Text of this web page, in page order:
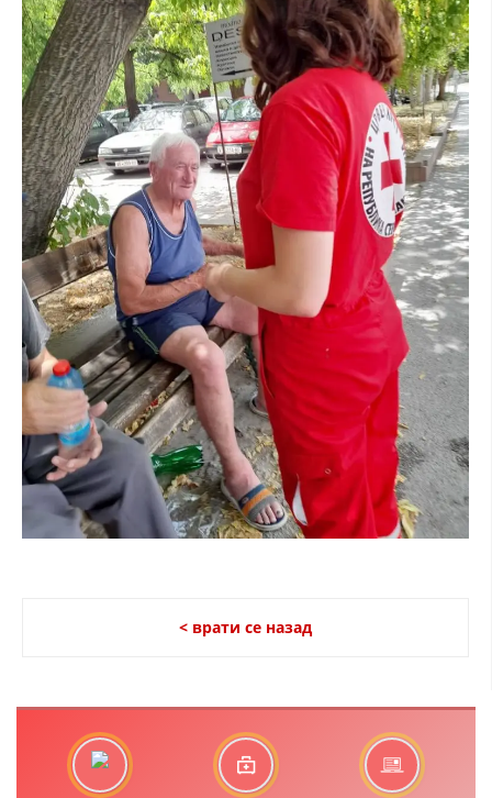
ДИСЕМИНАЦИЈА
MЕЃУНАРОДНО ХУМАНИТАРНО ПРАВО
ПРОМОЦИЈА НА ХУМАНИ ВРЕДНОСТИ
УПОТРЕБА И ЗАШТИТА НА АМБЛЕМОТ
СОЦИЈАЛНО ХУМАНИТАРНА ДЕЈНОСТ
КАКО ДА ДОНИРАТЕ
ПОДГОТВЕНОСТ И ДЕЈСТВО ПРИ КАТАСТРОФИ
ТИМОВИ НА ООЦК
СПАСИТЕЛНА СТАНИЦА ВОДНО
ПРОЕКТИ – ПОДГОТВЕНОСТ И ДЕЈСТВУВАЊЕ ПРИ КАТАСТРОФИ
ОДНОСИ СО ЈАВНОСТ
ИСТРАЖУВАЊЕ НА ЈАВНО МИСЛЕЊЕ
МЕЃУНАРОДНА СОРАБОТКА
ПРВА ПОМОШ
КРВОДАРИТЕЛСТВО
< врати се назад